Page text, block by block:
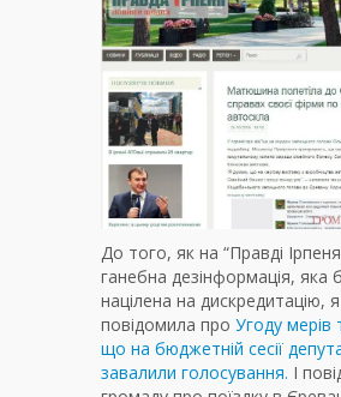
До того, як на “Правді
ганебна дезінформація, яка
націлена на дискредитацію,
повідомила про Угоду мерів
що на бюджетній сесії
завалили голосування. І